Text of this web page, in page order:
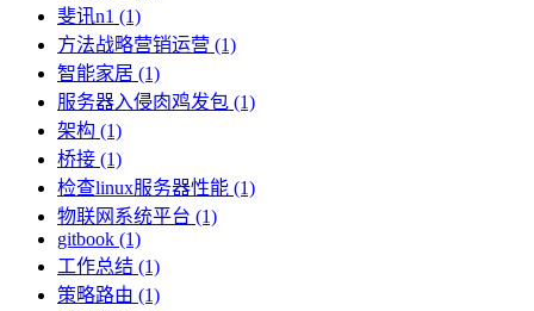
斐讯n1 (1)
方法战略营销运营 (1)
智能家居 (1)
服务器入侵肉鸡发包 (1)
架构 (1)
桥接 (1)
检查linux服务器性能 (1)
物联网系统平台 (1)
gitbook (1)
工作总结 (1)
策略路由 (1)